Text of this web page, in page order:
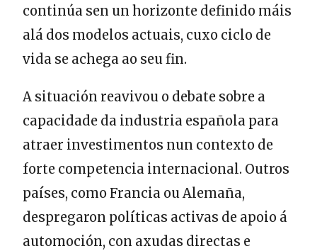
continúa sen un horizonte definido máis
alá dos modelos actuais, cuxo ciclo de
vida se achega ao seu fin.
A situación reavivou o debate sobre a
capacidade da industria española para
atraer investimentos nun contexto de
forte competencia internacional. Outros
países, como Francia ou Alemaña,
despregaron políticas activas de apoio á
automoción, con axudas directas e